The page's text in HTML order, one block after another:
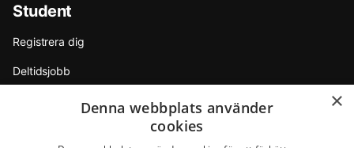
Student
Registrera dig
Deltidsjobb
×
Denna webbplats använder
cookies